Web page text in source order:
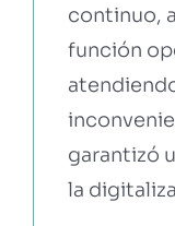
continuo,
función
garantizó
la